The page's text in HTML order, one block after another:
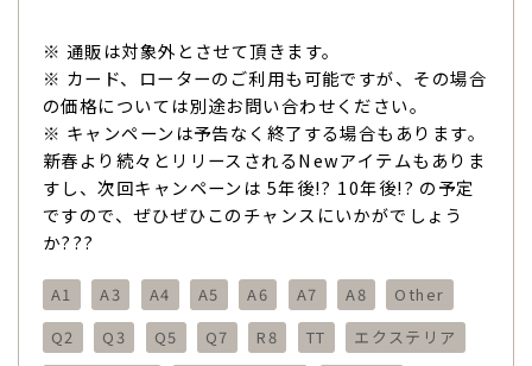
※ 通販は対象外とさせて頂きます。
※ カード、ローターのご利用も可能ですが、その場合
の価格については別途お問い合わせください。
※ キャンペーンは予告なく終了する場合もあります。
新春より続々とリリースされるNewアイテムもありま
すし、次回キャンペーンは 5年後!? 10年後!? の予定
ですので、ぜひぜひこのチャンスにいかがでしょう
か???
A1 A3 A4 A5 A6 A7 A8
Other
Q2
Q3 Q5 Q7 R8 TT
エクステリア